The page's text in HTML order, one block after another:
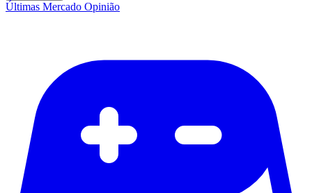
Últimas Mercado Opinião